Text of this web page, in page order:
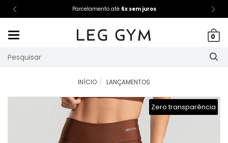
Parcelamento até 6x sem juros
0
INÍCIO LANÇAMENTOS
Zero transparência